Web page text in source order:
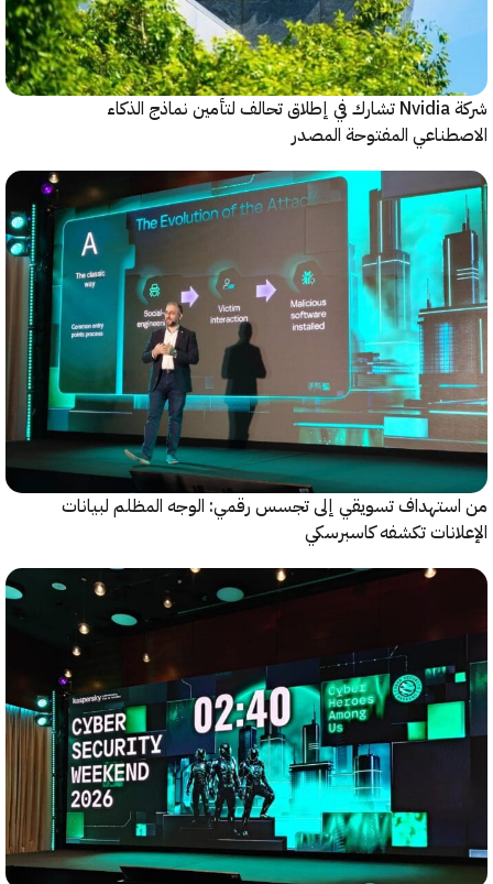
شركة Nvidia تشارك في إطلاق تحالف لتأمين نماذج الذكاء
المفتوحة المصدر
تسويقي إلى تجسس رقمي: الوجه المظلم لبيانات
تكشفه كاسبرسكي